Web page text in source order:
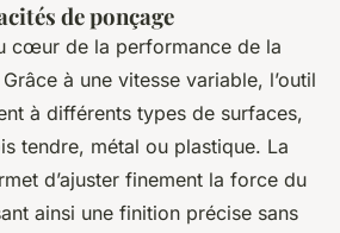
de ponçage
cœur de la performance de la
à une vitesse variable, l’outil
à différents types de surfaces,
tendre, métal ou plastique. La
d’ajuster finement la force du
ainsi une finition précise sans